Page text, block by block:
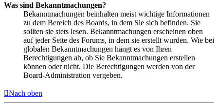
Was sind Bekanntmachungen?
Bekanntmachungen beinhalten meist wichtige Informationen
zu dem Bereich des Boards, in dem Sie sich befinden. Sie
sollten sie stets lesen. Bekanntmachungen erscheinen oben
auf jeder Seite des Forums, in dem sie erstellt wurden. Wie bei
globalen Bekanntmachungen hängt es von Ihren
Berechtigungen ab, ob Sie Bekanntmachungen erstellen
können oder nicht. Die Berechtigungen werden von der
Board-Administration vergeben.
Nach oben